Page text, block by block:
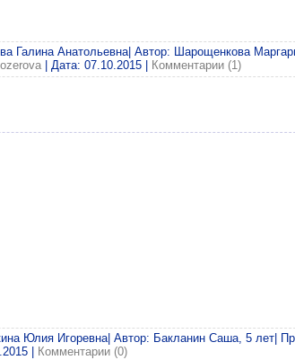
Галина Анатольевна| Автор: Шарощенкова
| Дата: 07.10.2015 Комментарии (1)
Юлия Игоревна| Автор: Бакланин Саша, 5 лет|
Комментарии (0)